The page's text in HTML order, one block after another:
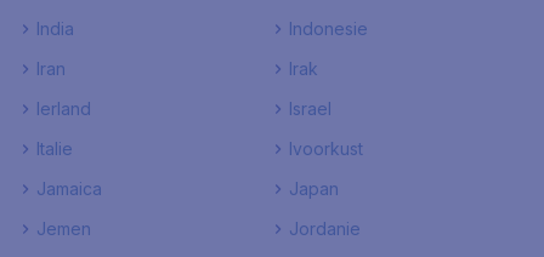
India
Indonesie
Iran
Irak
Ierland
Israel
Italie
Ivoorkust
Jamaica
Japan
Jemen
Jordanie